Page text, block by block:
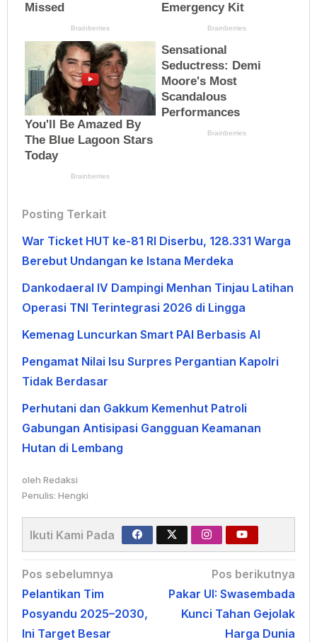
Posting Terkait
War Ticket HUT ke-81 RI Diserbu, 128.331 Warga
Berebut Undangan ke Istana Merdeka
Dankodaeral IV Dampingi Menhan Tinjau Latihan
Operasi TNI Terintegrasi 2026 di Lingga
Kemenag Luncurkan Smart PAI Berbasis AI
Pengamat Nilai Isu Surpres Pergantian Kapolri
Tidak Berdasar
Perhutani dan Gakkum Kemenhut Patroli
Gabungan Antisipasi Gangguan Keamanan
Hutan di Lembang
oleh Redaksi
Penulis: Hengki
Ikuti Kami Pada
Navigasi
pos
Pos sebelumnya
Pelantikan Tim
Posyandu 2025–2030,
Ini Target Besar
Pos berikutnya
Pakar UI: Swasembada
Kunci Tahan Gejolak
Harga Dunia